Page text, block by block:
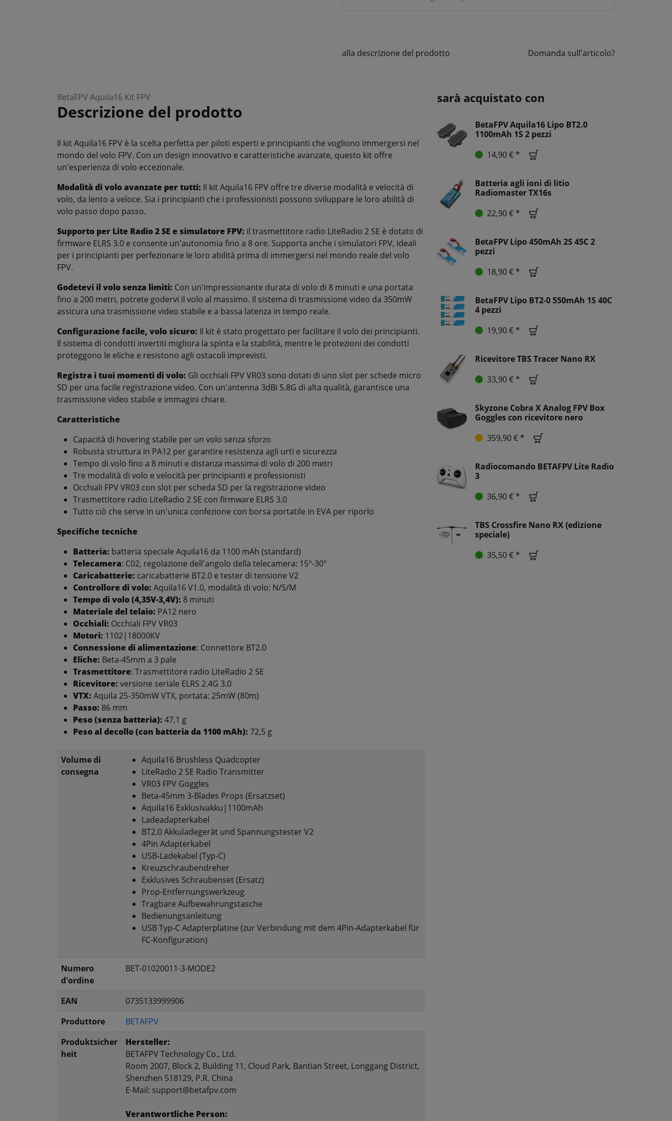
alla descrizione del prodotto Domanda sull'articolo?
BetaFPV Aquila16 Kit FPV
Descrizione del prodotto
Il kit Aquila16 FPV è la scelta perfetta per piloti esperti e principianti che vogliono immergersi nel
mondo del volo FPV. Con un design innovativo e caratteristiche avanzate, questo kit offre
un'esperienza di volo eccezionale.
Modalità di volo avanzate per tutti: Il kit Aquila16 FPV offre tre diverse modalità e velocità di
volo, da lento a veloce. Sia i principianti che i professionisti possono sviluppare le loro abilità di
volo passo dopo passo.
Supporto per Lite Radio 2 SE e simulatore FPV: il trasmettitore radio LiteRadio 2 SE è dotato di
firmware ELRS 3.0 e consente un'autonomia fino a 8 ore. Supporta anche i simulatori FPV, ideali
per i principianti per perfezionare le loro abilità prima di immergersi nel mondo reale del volo
FPV.
Godetevi il volo senza limiti: Con un'impressionante durata di volo di 8 minuti e una portata
fino a 200 metri, potrete godervi il volo al massimo. Il sistema di trasmissione video da 350mW
assicura una trasmissione video stabile e a bassa latenza in tempo reale.
Configurazione facile, volo sicuro: Il kit è stato progettato per facilitare il volo dei principianti.
Il sistema di condotti invertiti migliora la spinta e la stabilità, mentre le protezioni dei condotti
proteggono le eliche e resistono agli ostacoli imprevisti.
Registra i tuoi momenti di volo: Gli occhiali FPV VR03 sono dotati di uno slot per schede micro
SD per una facile registrazione video. Con un'antenna 3dBi 5.8G di alta qualità, garantisce una
trasmissione video stabile e immagini chiare.
Caratteristiche
Capacità di hovering stabile per un volo senza sforzo
Robusta struttura in PA12 per garantire resistenza agli urti e sicurezza
Tempo di volo fino a 8 minuti e distanza massima di volo di 200 metri
Tre modalità di volo e velocità per principianti e professionisti
Occhiali FPV VR03 con slot per scheda SD per la registrazione video
Trasmettitore radio LiteRadio 2 SE con firmware ELRS 3.0
Tutto ciò che serve in un'unica confezione con borsa portatile in EVA per riporlo
Specifiche tecniche
Batteria: batteria speciale Aquila16 da 1100 mAh (standard)
Telecamera: C02, regolazione dell'angolo della telecamera: 15°-30°
Caricabatterie: caricabatterie BT2.0 e tester di tensione V2
Controllore di volo: Aquila16 V1.0, modalità di volo: N/S/M
Tempo di volo (4,35V-3,4V): 8 minuti
Materiale del telaio: PA12 nero
Occhiali: Occhiali FPV VR03
Motori: 1102|18000KV
Connessione di alimentazione: Connettore BT2.0
Eliche: Beta-45mm a 3 pale
Trasmettitore: Trasmettitore radio LiteRadio 2 SE
Ricevitore: versione seriale ELRS 2.4G 3.0
VTX: Aquila 25-350mW VTX, portata: 25mW (80m)
Passo: 86 mm
Peso (senza batteria): 47,1 g
Peso al decollo (con batteria da 1100 mAh): 72,5 g
Volume di
consegna
Aquila16 Brushless Quadcopter
LiteRadio 2 SE Radio Transmitter
VR03 FPV Goggles
Beta-45mm 3-Blades Props (Ersatzset)
Aquila16 Exklusivakku|1100mAh
Ladeadapterkabel
BT2.0 Akkuladegerät und Spannungstester V2
4Pin Adapterkabel
USB-Ladekabel (Typ-C)
Kreuzschraubendreher
Exklusives Schraubenset (Ersatz)
Prop-Entfernungswerkzeug
Tragbare Aufbewahrungstasche
Bedienungsanleitung
USB Typ-C Adapterplatine (zur Verbindung mit dem 4Pin-Adapterkabel für
FC-Konfiguration)
Numero
d'ordine
BET-01020011-3-MODE2
EAN
0735133999906
Produttore
BETAFPV
Produktsicher
heit
Hersteller:
BETAFPV Technology Co., Ltd.
Room 2007, Block 2, Building 11, Cloud Park, Bantian Street, Longgang District,
Shenzhen 518129, P.R. China
E-Mail: support@betafpv.com
Verantwortliche Person:
sarà acquistato con
BetaFPV Aquila16 Lipo BT2.0
1100mAh 1S 2 pezzi
14,90 € *
Batteria agli ioni di litio
Radiomaster TX16s
22,90 € *
BetaFPV Lipo 450mAh 2S 45C 2
pezzi
18,90 € *
BetaFPV Lipo BT2-0 550mAh 1S 40C
4 pezzi
19,90 € *
Ricevitore TBS Tracer Nano RX
33,90 € *
Skyzone Cobra X Analog FPV Box
Goggles con ricevitore nero
359,90 € *
Radiocomando BETAFPV Lite Radio
3
36,90 € *
TBS Crossfire Nano RX (edizione
speciale)
35,50 € *